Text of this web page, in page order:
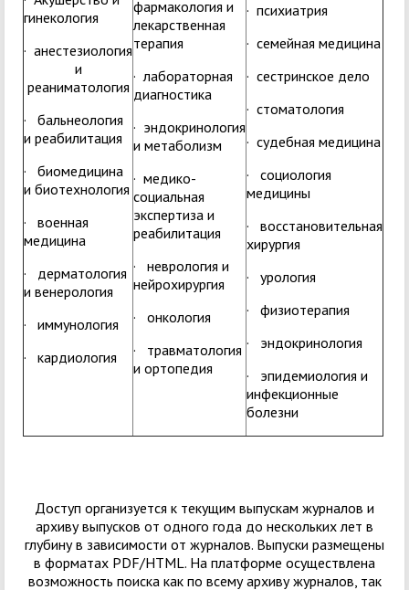
гинекология
· анестезиология
и
реаниматология
· бальнеология
и реабилитация
· биомедицина
и биотехнология
· военная
медицина
· дерматология
и венерология
· иммунология
· кардиология
фармакология и
лекарственная
терапия
· лабораторная
диагностика
· эндокринология
и метаболизм
· медико-
социальная
экспертиза и
реабилитация
· неврология и
нейрохирургия
· онкология
· травматология
и ортопедия
· психиатрия
· семейная медицина
· сестринское дело
· стоматология
· судебная медицина
· социология
медицины
· восстановительная
хирургия
· урология
· физиотерапия
· эндокринология
· эпидемиология и
инфекционные
болезни
Доступ организуется к текущим выпускам журналов и
архиву выпусков от одного года до нескольких лет в
глубину в зависимости от журналов. Выпуски размещены
в форматах PDF/HTML. На платформе осуществлена
возможность поиска как по всему архиву журналов, так